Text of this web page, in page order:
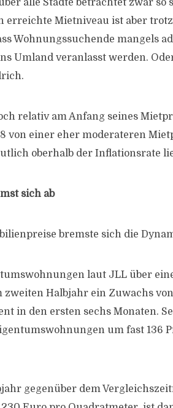
alle Städte betrachtet zwar so
erreichte Mietniveau ist aber
Wohnungssuchende mangels
Umland veranlasst werden.
relativ am Anfang seines
von einer eher moderateren
oberhalb der Inflationsrate
sich ab
bremste sich die
laut JLL über
Halbjahr ein Zuwachs
in den ersten sechs Monaten.
um fast 136
gegenüber dem